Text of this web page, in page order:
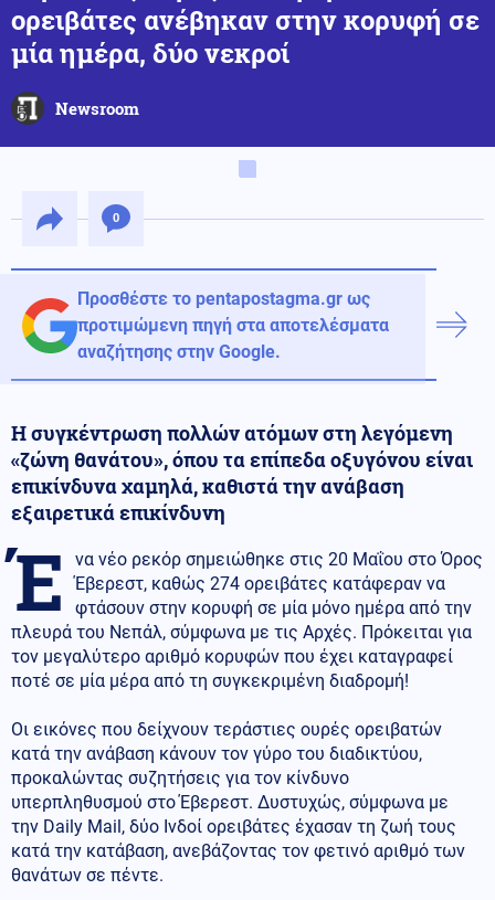
ορειβάτες ανέβηκαν στην κορυφή σε
μία ημέρα, δύο νεκροί
Newsroom
0
Προσθέστε το pentapostagma.gr ως
προτιμώμενη πηγή στα αποτελέσματα
αναζήτησης στην Google.
Η συγκέντρωση πολλών ατόμων στη λεγόμενη
«ζώνη θανάτου», όπου τα επίπεδα οξυγόνου είναι
επικίνδυνα χαμηλά, καθιστά την ανάβαση
εξαιρετικά επικίνδυνη
Έ
να νέο ρεκόρ σημειώθηκε στις 20 Μαΐου στο Όρος
Έβερεστ, καθώς 274 ορειβάτες κατάφεραν να
φτάσουν στην κορυφή σε μία μόνο ημέρα από την
πλευρά του Νεπάλ, σύμφωνα με τις Αρχές. Πρόκειται για
τον μεγαλύτερο αριθμό κορυφών που έχει καταγραφεί
ποτέ σε μία μέρα από τη συγκεκριμένη διαδρομή!
Οι εικόνες που δείχνουν τεράστιες ουρές ορειβατών
κατά την ανάβαση κάνουν τον γύρο του διαδικτύου,
προκαλώντας συζητήσεις για τον κίνδυνο
υπερπληθυσμού στο Έβερεστ. Δυστυχώς, σύμφωνα με
την Daily Mail, δύο Ινδοί ορειβάτες έχασαν τη ζωή τους
κατά την κατάβαση, ανεβάζοντας τον φετινό αριθμό των
θανάτων σε πέντε.